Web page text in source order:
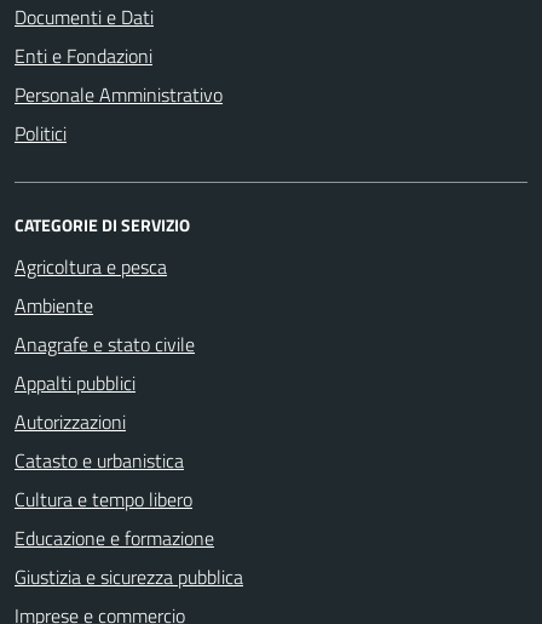
Documenti e Dati
Enti e Fondazioni
Personale Amministrativo
Politici
CATEGORIE DI SERVIZIO
Agricoltura e pesca
Ambiente
Anagrafe e stato civile
Appalti pubblici
Autorizzazioni
Catasto e urbanistica
Cultura e tempo libero
Educazione e formazione
Giustizia e sicurezza pubblica
Imprese e commercio